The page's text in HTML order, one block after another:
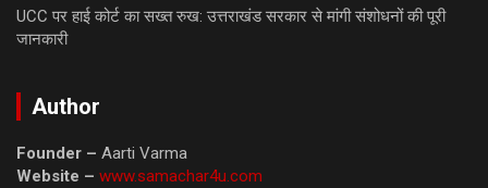
UCC पर हाई कोर्ट का सख्त रुख: उत्तराखंड सरकार से मांगी संशोधनों की पूरी
जानकारी
Author
Founder – Aarti Varma
Website – www.samachar4u.com